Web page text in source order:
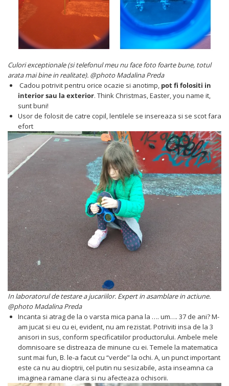
Culori exceptionale (si telefonul meu nu face foto foarte bune, totul
arata mai bine in realitate). @photo Madalina Preda
Cadou potrivit pentru orice ocazie si anotimp, pot fi folositi in
interior sau la exterior. Think Christmas, Easter, you name it,
sunt buni!
Usor de folosit de catre copil, lentilele se insereaza si se scot fara
efort
In laboratorul de testare a jucariilor. Expert in asamblare in actiune.
@photo Madalina Preda
Incanta si atrag de la o varsta mica pana la …. um…. 37 de ani? M-
am jucat si eu cu ei, evident, nu am rezistat. Potriviti insa de la 3
anisori in sus, conform specificatiilor productorului. Ambele mele
domnisoare se distreaza de minune cu ei. Temele la matematica
sunt mai fun, B. le-a facut cu “verde” la ochi. A, un punct important
este ca nu au dioptrii, cel putin nu sesizabile, asta inseamna ca
imaginea ramane clara si nu afecteaza ochisorii.